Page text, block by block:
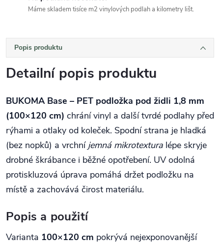
Máme skladem tisíce m2 vinylových podlah a kilometry lišt.
Popis produktu
Detailní popis produktu
BUKOMA Base – PET podložka pod židli 1,8 mm
(100×120 cm) chrání vinyl a další tvrdé podlahy před
rýhami a otlaky od koleček. Spodní strana je hladká
(bez nopků) a vrchní jemná mikrotextura lépe skryje
drobné škrábance i běžné opotřebení. UV odolná
protiskluzová úprava pomáhá držet podložku na
místě a zachovává čirost materiálu.
Popis a použití
Varianta 100×120 cm pokrývá nejexponovanější